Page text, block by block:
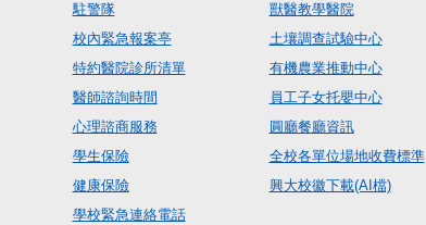
駐警隊
校內緊急報案亭
特約醫院診所清單
醫師諮詢時間
心理諮商服務
學生保險
健康保險
學校緊急連絡電話
獸醫教學醫院
土壤調查試驗中心
有機農業推動中心
員工子女托嬰中心
圓廳餐廳資訊
全校各單位場地收費標準
興大校徽下載(AI檔)